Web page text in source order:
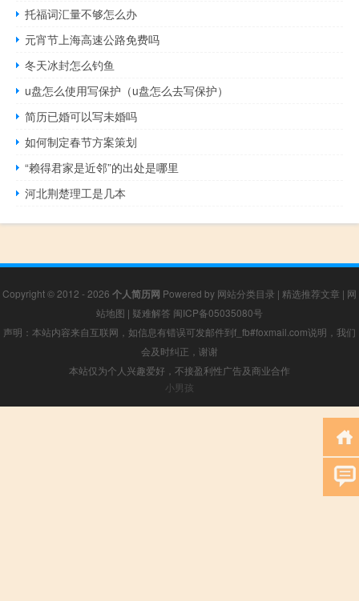
托福词汇量不够怎么办
元宵节上海高速公路免费吗
冬天冰封怎么钓鱼
u盘怎么使用写保护（u盘怎么去写保护）
简历已婚可以写未婚吗
如何制定春节方案策划
“赖得君家是近邻”的出处是哪里
河北荆楚理工是几本
Copyright © 2012 - 2026 个人简历网 Powered by 网站分类目录 | 精选推荐文章 | 网
站地图 | 疑难解答 闽ICP备05035080号
声明：本站内容来自互联网，如信息有错误可发邮件到f_fb#foxmail.com说明，我们
会及时纠正，谢谢
本站仅为个人兴趣爱好，不接盈利性广告及商业合作
小男孩